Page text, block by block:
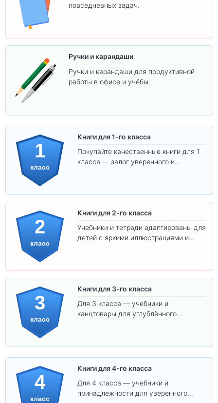
повседневных задач.
Ручки и карандаши
Ручки и карандаши для продуктивной
работы в офисе и учёбы.
1
класс
Книги для 1-го класса
Покупайте качественные книги для 1
класса — залог уверенного и
2
класс
Книги для 2-го класса
Учебники и тетради адаптированы для
детей с яркими иллюстрациями и
3
класс
Книги для 3-го класса
Для 3 класса — учебники и
канцтовары для углублённого
4
класс
Книги для 4-го класса
Для 4 класса — учебники и
принадлежности для уверенного